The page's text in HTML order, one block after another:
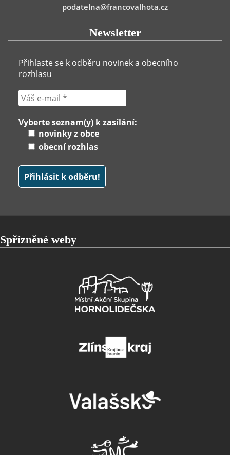
podatelna@francovalhota.cz
Newsletter
Přihlaste se k odběru novinek a obecního
rozhlasu
Vyberte seznam(y) k zasílání:
novinky z obce
obecní rozhlas
Spřízněné weby